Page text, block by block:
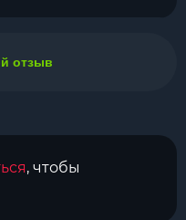
, чтобы
отзыв